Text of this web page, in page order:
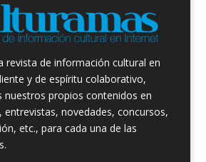
revista de información cultural en
y de espíritu colaborativo,
nuestros propios contenidos en
entrevistas, novedades, concursos,
etc., para cada una de las